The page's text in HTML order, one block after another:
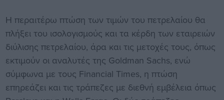
Η περαιτέρω πτώση των τιμών του πετρελαίου θα
πλήξει του ισολογισμούς και τα κέρδη των εταιρειών
διύλισης πετρελαίου, άρα και τις μετοχές τους, όπως
εκτιμούν οι αναλυτές της Goldman Sachs, ενώ
σύμφωνα με τους Financial Times, η πτώση
επηρεάζει και τις τράπεζες με διεθνή εμβέλεια όπως